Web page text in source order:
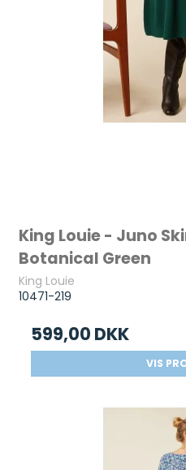
King Louie - Juno
Botanical Green
King Louie
10471-219
599,00 DKK
VIS